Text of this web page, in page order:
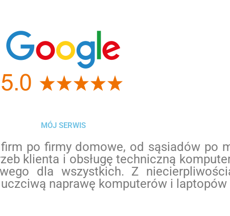
MÓJ SERWIS
po firmy domowe, od sąsiadów po
klienta i obsługę techniczną
dla wszystkich. Z
naprawę komputerów i